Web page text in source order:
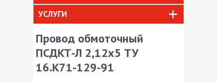
УСЛУГИ
Провод обмоточный
ПСДКТ-Л 2,12х5 ТУ
16.К71-129-91